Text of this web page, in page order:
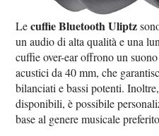
Lecuffie Bluetooth Uliptz
un audio di alta qualità e una
cuffie over-ear offrono un
acustici da 40 mm, che
bilanciati e bassi potenti.
disponibili, è possibile
base al genere musicale